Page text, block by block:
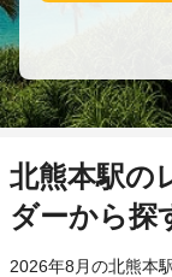
北熊本駅の
ダーから探
2026年8月の北熊本